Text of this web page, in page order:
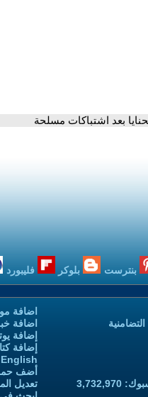
بعد اشتباكات مسلحة
بنترست بلوكر فليبورد
اضافة
اضافة
إضافة
إضافة
أضف
تعديل